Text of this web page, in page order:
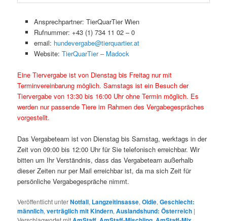
Ansprechpartner: TierQuarTier Wien
Rufnummer: +43 (1) 734 11 02 – 0
email: hundevergabe@tierquartier.at
Website: TierQuarTier – Madock
Eine Tiervergabe ist von Dienstag bis Freitag nur mit
Terminvereinbarung möglich. Samstags ist ein Besuch der
Tiervergabe von 13:30 bis 16:00 Uhr ohne Termin möglich. Es
werden nur passende Tiere im Rahmen des Vergabegespräches
vorgestellt.
Das Vergabeteam ist von Dienstag bis Samstag, werktags in der
Zeit von 09:00 bis 12:00 Uhr für Sie telefonisch erreichbar. Wir
bitten um Ihr Verständnis, dass das Vergabeteam außerhalb
dieser Zeiten nur per Mail erreichbar ist, da ma sich Zeit für
persönliche Vergabegespräche nimmt.
Veröffentlicht unterNotfall, Langzeitinsasse,Oldie,Geschlecht:
männlich,verträglich mit Kindern,Auslandshund: Österreich |